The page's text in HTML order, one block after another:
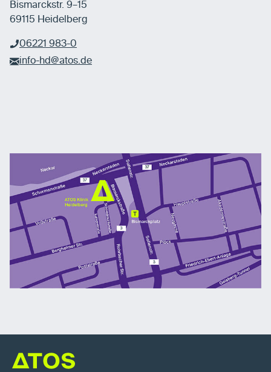
Bismarckstr. 9–15
69115 Heidelberg
06221 983-0
info-hd@atos.de